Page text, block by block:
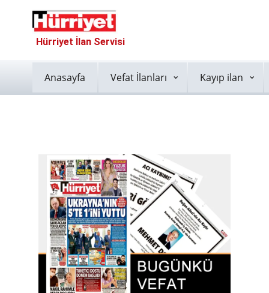
Hürriyet İlan Servisi
Anasayfa Vefat İlanları Kayıp ilan